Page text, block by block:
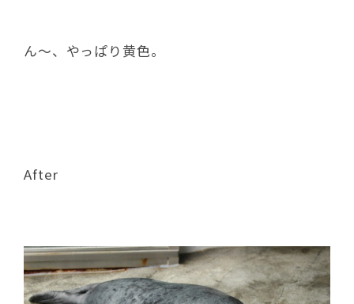
ん～、やっぱり黄色。
After